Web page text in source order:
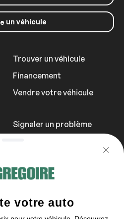
un véhicule
Trouver un véhicule
Financement
Vendre votre véhicule
Signaler un problème
contacter entre 9h et